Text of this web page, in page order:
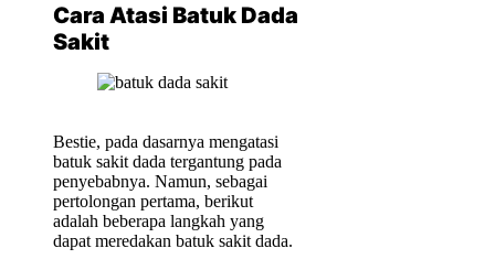
Cara Atasi Batuk Dada
Sakit
Bestie, pada dasarnya mengatasi
batuk sakit dada tergantung pada
penyebabnya. Namun, sebagai
pertolongan pertama, berikut
adalah beberapa langkah yang
dapat meredakan batuk sakit dada.